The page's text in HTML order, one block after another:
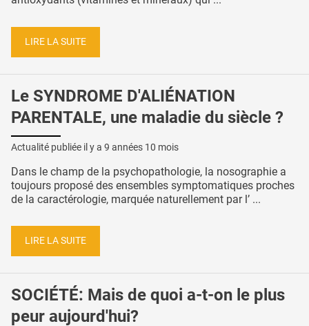
LIRE LA SUITE
Le SYNDROME D'ALIÉNATION
PARENTALE, une maladie du siècle ?
Actualité publiée il y a 9 années 10 mois
Dans le champ de la psychopathologie, la nosographie a
toujours proposé des ensembles symptomatiques proches
de la caractérologie, marquée naturellement par l’ ...
LIRE LA SUITE
SOCIÉTÉ: Mais de quoi a-t-on le plus
peur aujourd'hui?